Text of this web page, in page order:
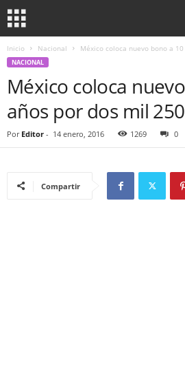
Inicio Nacional México coloca nuevo bono a
NACIONAL
México coloca
años por dos mil
Por Editor - 14 enero, 2016 1269 0
Compartir